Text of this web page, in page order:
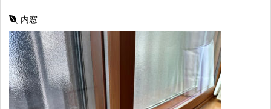
内窓